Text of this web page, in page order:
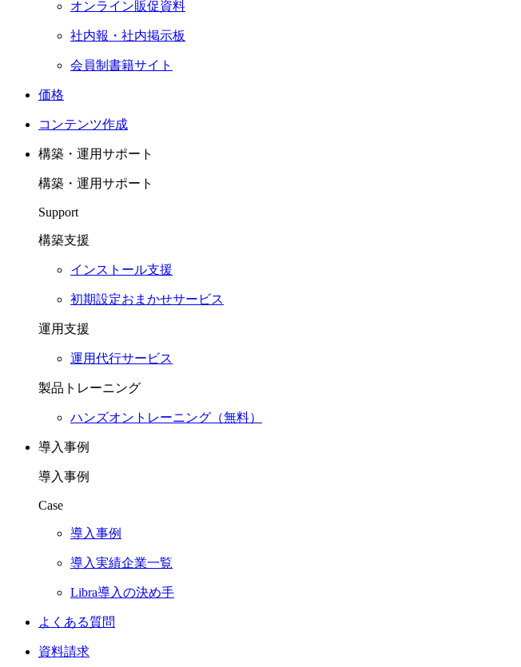
オンライン販促資料
社内報・社内掲示板
会員制書籍サイト
価格
コンテンツ作成
構築・運用サポート
構築・運用サポート
Support
構築支援
インストール支援
初期設定おまかせサービス
運用支援
運用代行サービス
製品トレーニング
ハンズオントレーニング（無料）
導入事例
導入事例
Case
導入事例
導入実績企業一覧
Libra導入の決め手
よくある質問
資料請求